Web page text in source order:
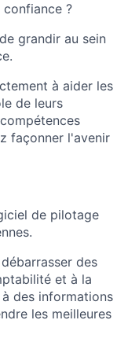
?
grandir au sein
à aider les
de leurs
façonner l'avenir
de pilotage
des
et à la
des informations
les meilleures